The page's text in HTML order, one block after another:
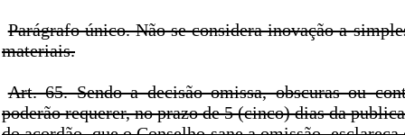
Parágrafo único. Não se considera inovação a
materiais.
Art. 65. Sendo a decisão omissa, obscuras ou
poderão requerer, no prazo de 5 (cinco) dias da